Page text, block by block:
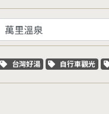
關鍵字標籤
台灣好湯 關鍵字標籤
自行車觀光